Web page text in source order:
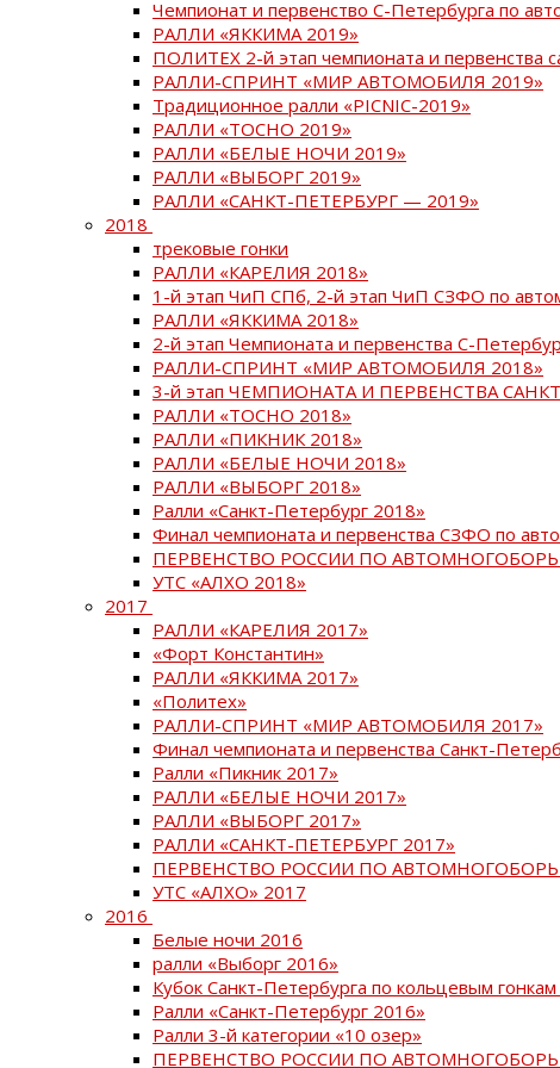
Чемпионат и первенство С-Петербурга по
РАЛЛИ «ЯККИМА 2019»
ПОЛИТЕХ 2-й этап чемпионата и первенства
РАЛЛИ-СПРИНТ «МИР АВТОМОБИЛЯ 2019»
Традиционное ралли «PICNIC-2019»
РАЛЛИ «ТОСНО 2019»
РАЛЛИ «БЕЛЫЕ НОЧИ 2019»
РАЛЛИ «ВЫБОРГ 2019»
РАЛЛИ «САНКТ-ПЕТЕРБУРГ — 2019»
2018
трековые гонки
РАЛЛИ «КАРЕЛИЯ 2018»
1-й этап ЧиП СПб, 2-й этап ЧиП СЗФО по
РАЛЛИ «ЯККИМА 2018»
2-й этап Чемпионата и первенства С-
РАЛЛИ-СПРИНТ «МИР АВТОМОБИЛЯ 2018»
3-й этап ЧЕМПИОНАТА И ПЕРВЕНСТВА
РАЛЛИ «ТОСНО 2018»
РАЛЛИ «ПИКНИК 2018»
РАЛЛИ «БЕЛЫЕ НОЧИ 2018»
РАЛЛИ «ВЫБОРГ 2018»
Ралли «Санкт-Петербург 2018»
Финал чемпионата и первенства СЗФО по
ПЕРВЕНСТВО РОССИИ ПО
УТС «АЛХО 2018»
2017
РАЛЛИ «КАРЕЛИЯ 2017»
«Форт Константин»
РАЛЛИ «ЯККИМА 2017»
«Политех»
РАЛЛИ-СПРИНТ «МИР АВТОМОБИЛЯ 2017»
Финал чемпионата и первенства Санкт-
Ралли «Пикник 2017»
РАЛЛИ «БЕЛЫЕ НОЧИ 2017»
РАЛЛИ «ВЫБОРГ 2017»
РАЛЛИ «САНКТ-ПЕТЕРБУРГ 2017»
ПЕРВЕНСТВО РОССИИ ПО
УТС «АЛХО» 2017
2016
Белые ночи 2016
ралли «Выборг 2016»
Кубок Санкт-Петербурга по кольцевым
Ралли «Санкт-Петербург 2016»
Ралли 3-й категории «10 озер»
ПЕРВЕНСТВО РОССИИ ПО